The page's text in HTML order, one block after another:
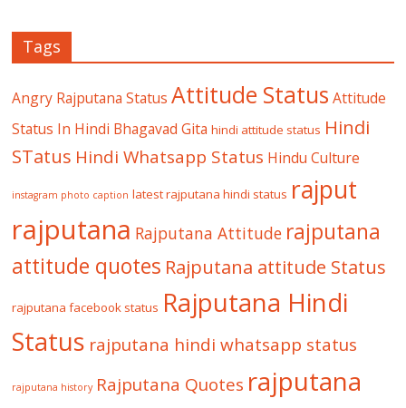
Tags
Angry Rajputana Status Attitude Status Attitude
Status In Hindi Bhagavad Gita hindi attitude status Hindi
STatus Hindi Whatsapp Status Hindu Culture
instagram photo caption latest rajputana hindi status rajput
rajputana Rajputana Attitude rajputana
attitude quotes Rajputana attitude Status
rajputana facebook status Rajputana Hindi
Status rajputana hindi whatsapp status
rajputana history Rajputana Quotes rajputana